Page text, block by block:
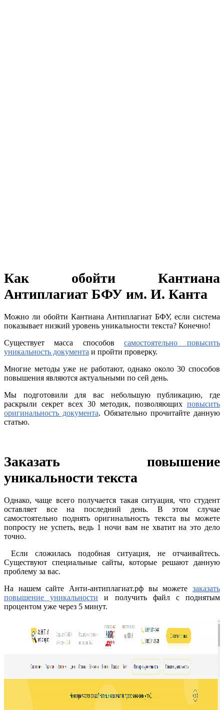
Как обойти Кантиана
Антиплагиат БФУ им. И. Канта
Можно ли обойти Кантиана Антиплагиат БФУ, если система
показывает низкий уровень уникальности текста? Конечно!
Существует масса способов самостоятельно повысить
уникальность документа и пройти проверку.
Многие методы уже не работают, однако около 30 способов
повышения являются актуальными по сей день.
Мы подготовили для вас небольшую публикацию, где
раскрыли секрет всех 30 методик, позволяющих повысить
оригинальность документа. Обязательно прочитайте данную
статью.
Заказать повышение
уникальности текста
Однако, чаще всего получается такая ситуация, что студент
оставляет все на последний день. В этом случае
самостоятельно поднять оригинальность текста вы можете
попросту не успеть, ведь 1 ночи вам не хватит на это дело
точно.
Если сложилась подобная ситуация, не отчаивайтесь.
Существуют специальные сайты, которые решают данную
проблему за вас.
На нашем сайте Анти-антиплагиат.рф вы можете заказать
повышение уникальности и получить файл с поднятым
процентом уже через 5 минут.